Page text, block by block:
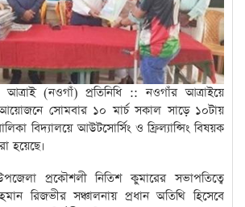
(নওগাঁ) প্রতিনিধি :: নওগাঁর আত্রাইয়ে
সোমবার ১০ মার্চ সকাল সাড়ে ১০টায়
বিদ্যালয়ে আউটসোর্সিং ও ফ্রিল্যান্সিং বিষয়ক
হয়েছে।
প্রকৌশলী নিতিশ কুমারের সভাপতিত্বে
রিজভীর সঞ্চালনায় প্রধান অতিথি হিসেবে